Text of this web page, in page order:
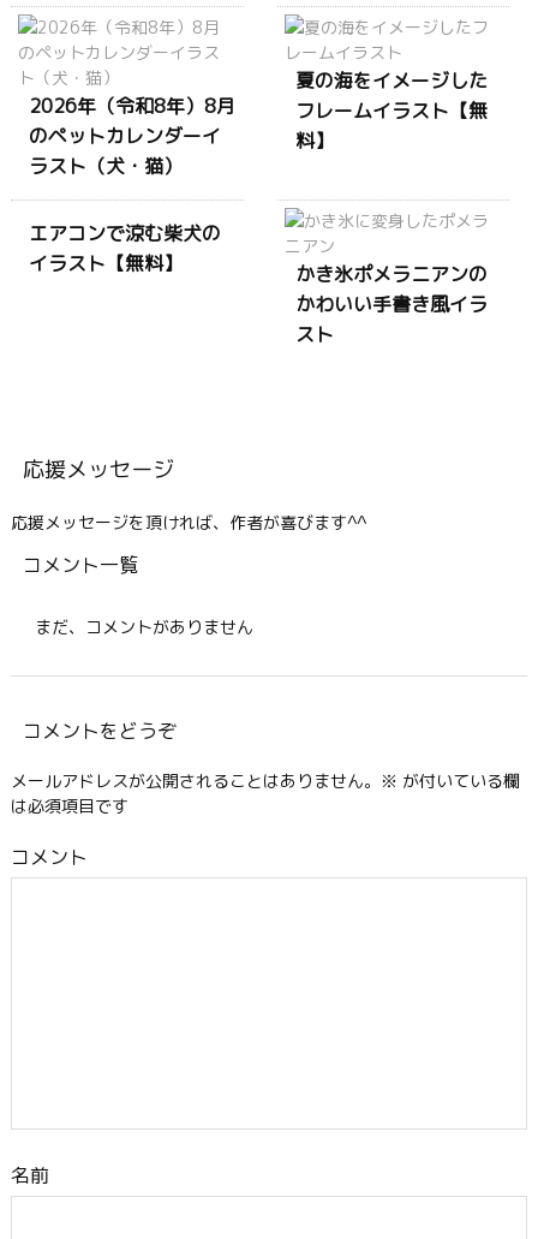
2026年（令和8年）8月
のペットカレンダーイ
ラスト（犬・猫）
夏の海をイメージした
フレームイラスト【無
料】
エアコンで涼む柴犬の
イラスト【無料】
かき氷ポメラニアンの
かわいい手書き風イラ
スト
応援メッセージ
応援メッセージを頂ければ、作者が喜びます^^
コメント一覧
まだ、コメントがありません
コメントをどうぞ
メールアドレスが公開されることはありません。 ※ が付いている欄
は必須項目です
コメント
名前